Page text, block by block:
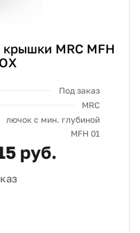
MRC MFH
Под заказ
MRC
лючок c мин. глубиной
MFH 01
руб.